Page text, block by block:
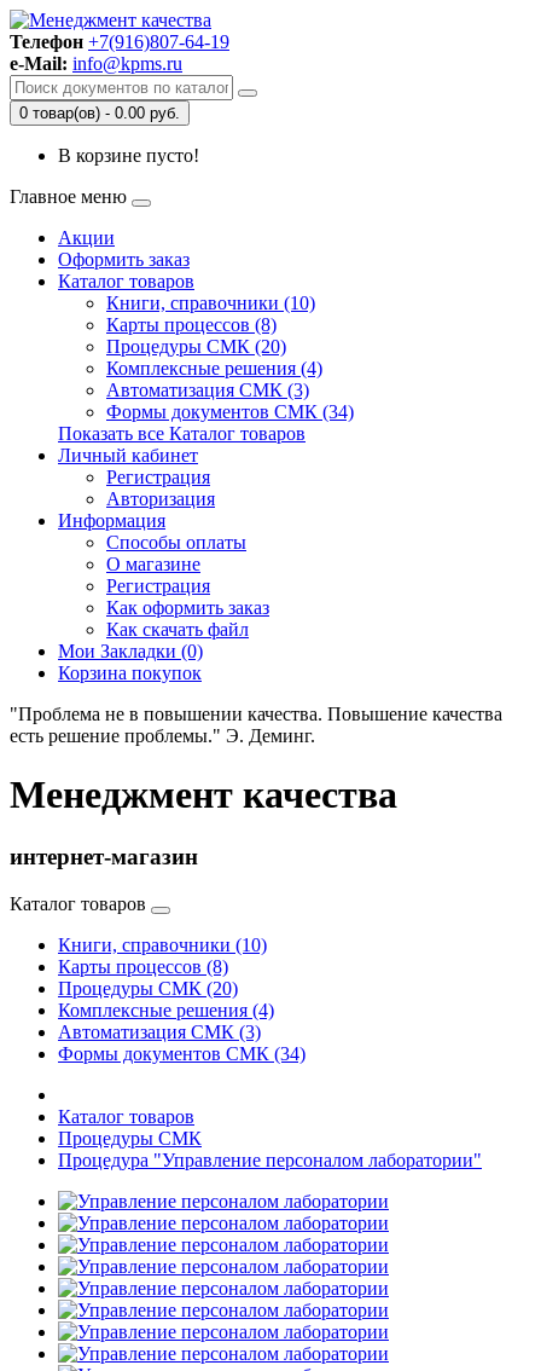
Телефон +7(916)807-64-19
e-Mail: info@kpms.ru
0 товар(ов) - 0.00 руб.
В корзине пусто!
Главное меню
Акции
Оформить заказ
Каталог товаров
Книги, справочники (10)
Карты процессов (8)
Процедуры СМК (20)
Комплексные решения (4)
Автоматизация СМК (3)
Формы документов СМК (34)
Показать все Каталог товаров
Личный кабинет
Регистрация
Авторизация
Информация
Способы оплаты
О магазине
Регистрация
Как оформить заказ
Как скачать файл
Мои Закладки (0)
Корзина покупок
"Проблема не в повышении качества. Повышение качества
есть решение проблемы." Э. Деминг.
Менеджмент качества
интернет-магазин
Каталог товаров
Книги, справочники (10)
Карты процессов (8)
Процедуры СМК (20)
Комплексные решения (4)
Автоматизация СМК (3)
Формы документов СМК (34)
Каталог товаров
Процедуры СМК
Процедура "Управление персоналом лаборатории"